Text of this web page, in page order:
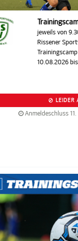
jeweils von
Rissener
Trainingscamp
10.08.2026
LEIDER
Anmeldeschluss